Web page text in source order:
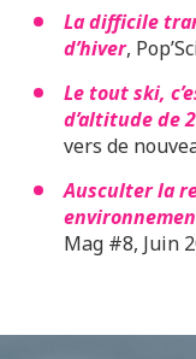
La difficile
d’hiver,
Le tout ski,
d’altitude de
vers de
Ausculter la
Mag #8, Juin